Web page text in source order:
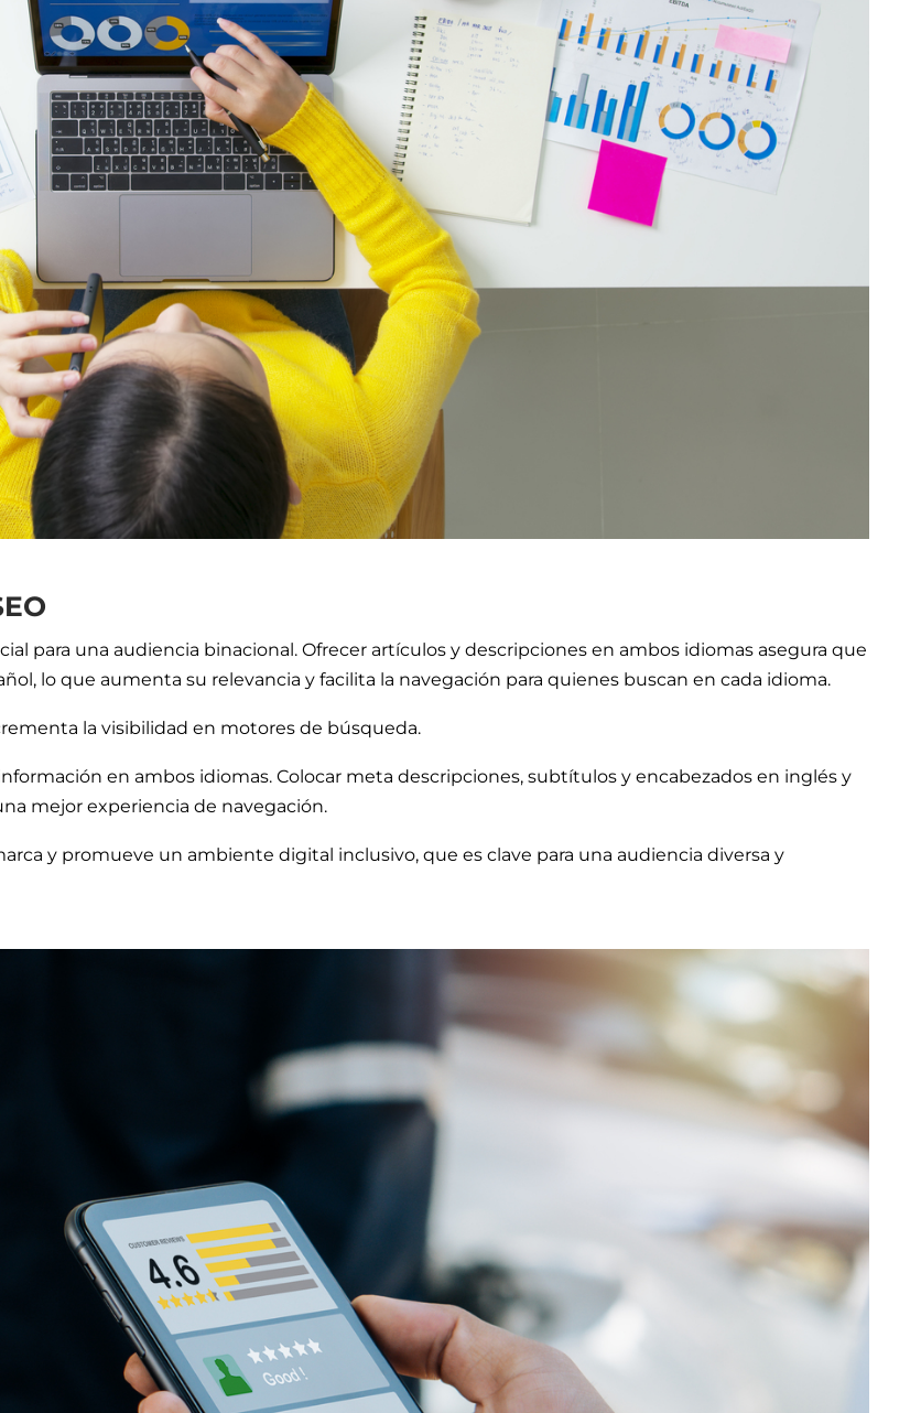
para una audiencia binacional. Ofrecer artículos y descripciones en ambos idiomas asegura que
lo que aumenta su relevancia y facilita la navegación para quienes buscan en cada idioma.
la visibilidad en motores de búsqueda.
en ambos idiomas. Colocar meta descripciones, subtítulos y encabezados en inglés y
mejor experiencia de navegación.
y promueve un ambiente digital inclusivo, que es clave para una audiencia diversa y